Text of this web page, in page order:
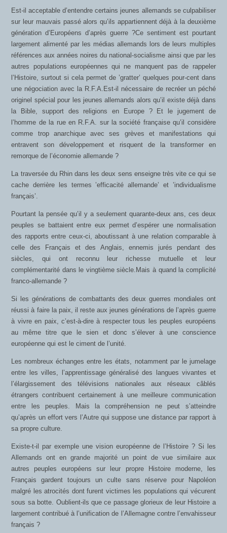
Est-il acceptable d’entendre certains jeunes allemands se culpabiliser
sur leur mauvais passé alors qu’ils appartiennent déjà à la deuxième
génération d’Européens d’après guerre ?Ce sentiment est pourtant
largement alimenté par les médias allemands lors de leurs multiples
références aux années noires du national-socialisme ainsi que par les
autres populations européennes qui ne manquent pas de rappeler
l’Histoire, surtout si cela permet de ’gratter’ quelques pour-cent dans
une négociation avec la R.F.A.Est-il nécessaire de recréer un péché
originel spécial pour les jeunes allemands alors qu’il existe déjà dans
la Bible, support des religions en Europe ? Et le jugement de
l’homme de la rue en R.F.A. sur la société française qu’il considère
comme trop anarchique avec ses grèves et manifestations qui
entravent son développement et risquent de la transformer en
remorque de l’économie allemande ?
La traversée du Rhin dans les deux sens enseigne très vite ce qui se
cache derrière les termes ’efficacité allemande’ et ’individualisme
français’.
Pourtant la pensée qu’il y a seulement quarante-deux ans, ces deux
peuples se battaient entre eux permet d’espérer une normalisation
des rapports entre ceux-ci, aboutissant à une relation comparable à
celle des Français et des Anglais, ennemis jurés pendant des
siècles, qui ont reconnu leur richesse mutuelle et leur
complémentarité dans le vingtième siècle.Mais à quand la complicité
franco-allemande ?
Si les générations de combattants des deux guerres mondiales ont
réussi à faire la paix, il reste aux jeunes générations de l’après guerre
à vivre en paix, c’est-à-dire à respecter tous les peuples européens
au même titre que le sien et donc s’élever à une conscience
européenne qui est le ciment de l’unité.
Les nombreux échanges entre les états, notamment par le jumelage
entre les villes, l’apprentissage généralisé des langues vivantes et
l’élargissement des télévisions nationales aux réseaux câblés
étrangers contribuent certainement à une meilleure communication
entre les peuples. Mais la compréhension ne peut s’atteindre
qu’après un effort vers l’Autre qui suppose une distance par rapport à
sa propre culture.
Existe-t-il par exemple une vision européenne de l’Histoire ? Si les
Allemands ont en grande majorité un point de vue similaire aux
autres peuples européens sur leur propre Histoire moderne, les
Français gardent toujours un culte sans réserve pour Napoléon
malgré les atrocités dont furent victimes les populations qui vécurent
sous sa botte. Oublient-ils que ce passage glorieux de leur Histoire a
largement contribué à l’unification de l’Allemagne contre l’envahisseur
français ?